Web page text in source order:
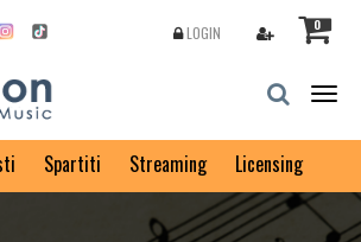
0
LOGIN
Spartiti Streaming Licensing